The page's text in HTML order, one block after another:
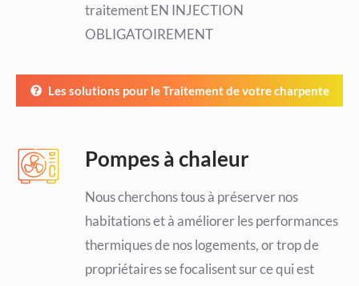
traitement EN INJECTION
OBLIGATOIREMENT
Les solutions pour le Traitement de votre charpente
Pompes à chaleur
Nous cherchons tous à préserver nos
habitations et à améliorer les performances
thermiques de nos logements, or trop de
propriétaires se focalisent sur ce qui est